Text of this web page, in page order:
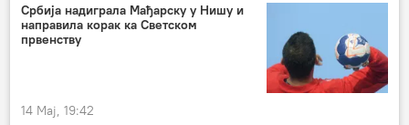
Србија надиграла Мађарску у Нишу и
направила корак ка Светском
првенству
14 Мај, 19:42